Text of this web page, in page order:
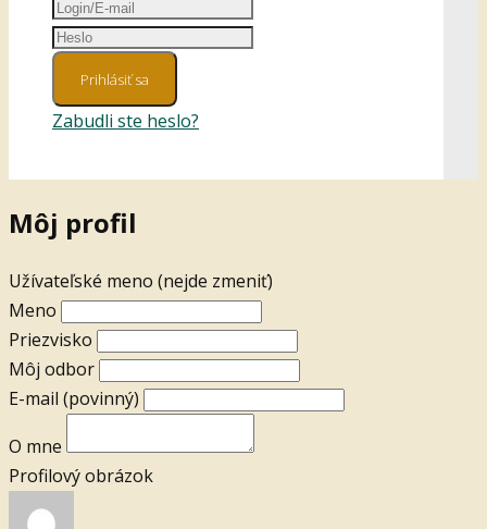
Prihlásiť sa
Zabudli ste heslo?
Môj profil
Užívateľské meno (nejde zmeniť)
Meno
Priezvisko
Môj odbor
E-mail (povinný)
O mne
Profilový obrázok